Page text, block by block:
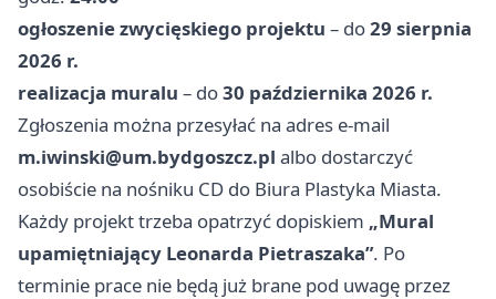
ogłoszenie zwycięskiego projektu – do29 sierpnia
2026 r.
realizacja muralu – do30 października 2026 r.
Zgłoszenia można przesyłać na adres e-mail
m.iwinski@um.bydgoszcz.pl albo dostarczyć
osobiście na nośniku CD do Biura Plastyka Miasta.
Każdy projekt trzeba opatrzyć dopiskiem „Mural
upamiętniający Leonarda Pietraszaka”. Po
terminie prace nie będą już brane pod uwagę przez